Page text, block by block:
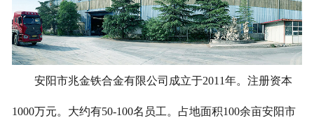
安阳市兆金铁合金有限公司成立于2011年。注册资本
1000万元。大约有50-100名员工。占地面积100余亩安阳市